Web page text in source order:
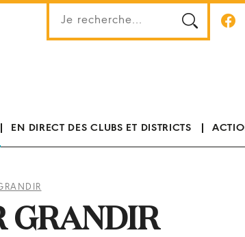
EN DIRECT DES CLUBS ET DISTRICTS
GRANDIR